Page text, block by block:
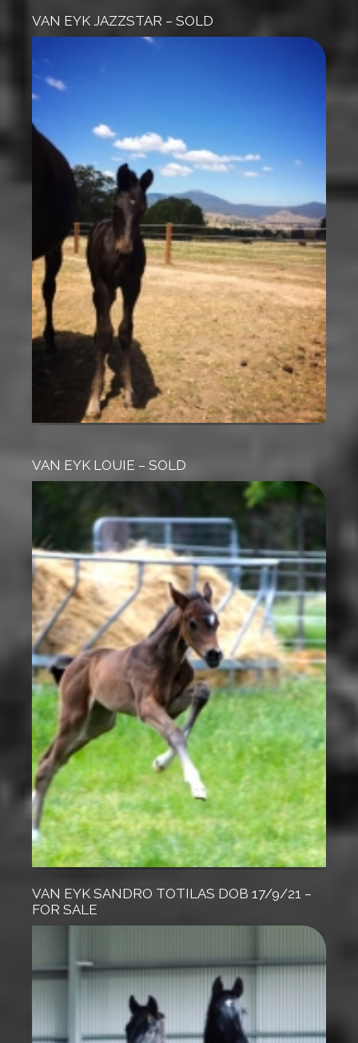
VAN EYK JAZZSTAR – SOLD
VAN EYK LOUIE – SOLD
VAN EYK SANDRO TOTILAS DOB 17/9/21 –
FOR SALE